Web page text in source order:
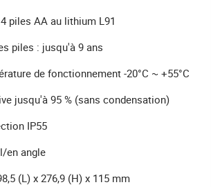
piles AA au lithium L91
piles : jusqu'à 9 ans
de fonctionnement -20°C ~ +55°C
jusqu'à 95 % (sans condensation)
IP55
en angle
(L) x 276,9 (H) x 115 mm